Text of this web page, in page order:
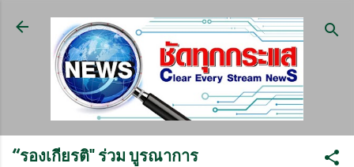
ข้ามไปที่เนื้อหาหลัก
“รองเกียรติ" ร่วม บูรณาการ